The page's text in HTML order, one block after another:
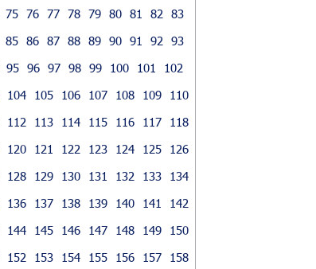
75 76 77 78 79 80 81 82
83
85 86 87 88 89 90 91 92
93
95 96 97 98 99 100 101
102
104 105 106 107 108 109
110
112 113 114 115 116 117
118
120 121 122 123 124 125
126
128 129 130 131 132 133
134
136 137 138 139 140 141
142
144 145 146 147 148 149
150
152 153 154 155 156 157
158